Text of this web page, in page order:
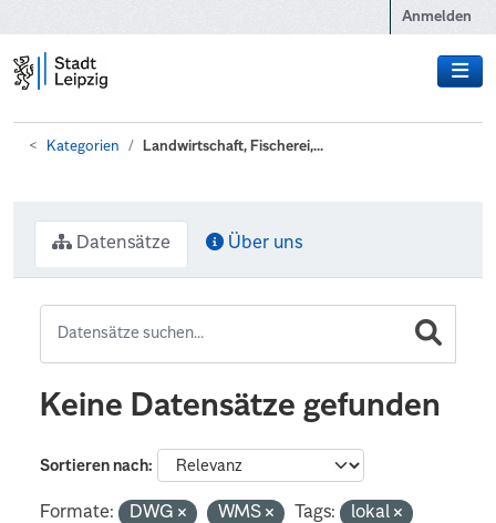
Anmelden
Kategorien Landwirtschaft, Fischerei,...
Datensätze Über uns
Keine Datensätze gefunden
Sortieren nach
Formate: DWG WMS Tags:
lokal